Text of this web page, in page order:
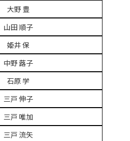
大野 豊
山田 順子
姫井 保
中野 蕗子
石原 学
三戸 伸子
三戸 唯加
三戸 流矢